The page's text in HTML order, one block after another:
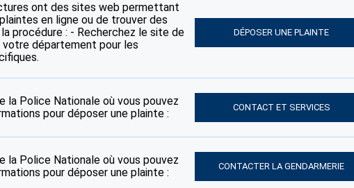
ont des sites web permettant
en ligne ou de trouver des
procédure : - Recherchez le site de
département pour les
DÉPOSER UNE PLAINTE
la Police Nationale où vous pouvez
pour déposer une plainte :
CONTACT ET SERVICES
la Police Nationale où vous pouvez
pour déposer une plainte :
CONTACTER LA GENDARMERIE